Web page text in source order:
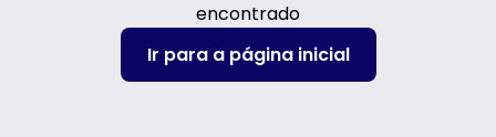
encontrado
Ir para a página inicial